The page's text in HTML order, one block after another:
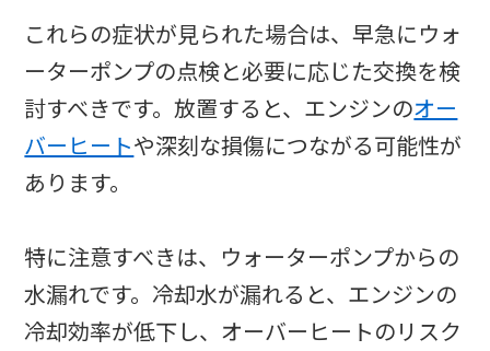
これらの症状が見られた場合は、早急にウォ
ーターポンプの点検と必要に応じた交換を検
討すべきです。放置すると、エンジンのオー
バーヒートや深刻な損傷につながる可能性が
あります。
特に注意すべきは、ウォーターポンプからの
水漏れです。冷却水が漏れると、エンジンの
冷却効率が低下し、オーバーヒートのリスク